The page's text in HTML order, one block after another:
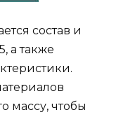
состав и
а также
массу, чтобы